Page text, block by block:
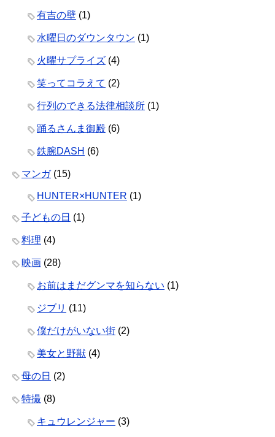
有吉の壁 (1)
水曜日のダウンタウン (1)
火曜サプライズ (4)
笑ってコラえて (2)
行列のできる法律相談所 (1)
踊るさんま御殿 (6)
鉄腕DASH (6)
マンガ(15)
HUNTER×HUNTER (1)
子どもの日 (1)
料理 (4)
映画 (28)
お前はまだグンマを知らない (1)
ジブリ (11)
僕だけがいない街 (2)
美女と野獣 (4)
母の日 (2)
特撮 (8)
キュウレンジャー (3)